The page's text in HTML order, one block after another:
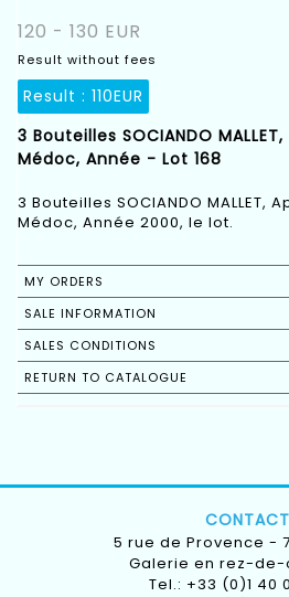
120 - 130 EUR
Result without fees
Result : 110EUR
3 Bouteilles SOCIANDO
Médoc, Année - Lot 168
3 Bouteilles SOCIANDO MALLET,
Médoc, Année 2000, le lot.
MY ORDERS
SALE INFORMATION
SALES CONDITIONS
RETURN TO CATALOGUE
CONTACT
5 rue de Provence -
Galerie en rez-de-
Tel.: +33 (0)1 40